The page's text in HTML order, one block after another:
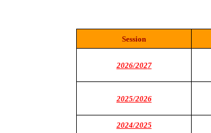
Session
2026/2027
2025/2026
2024/2025